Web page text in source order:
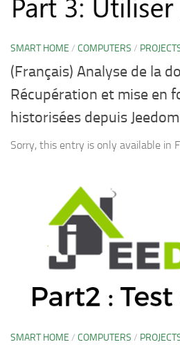
SMART HOME / COMPUTERS /
(Français) Analyse de la
Récupération et mise en
historisées depuis Jeedom
Sorry, this entry is only available in
SMART HOME / COMPUTERS /